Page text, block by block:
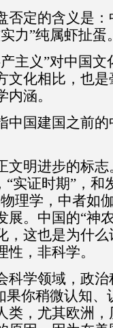
否定的含义是
力”纯属虾扯蛋
主义”对中国
文化相比，也
涵。
中国建国之前
文明进步的标
实证时期”，和
理学，中者如
展。中国的“神
，这也是为什
，非科学。
科学领域，政
果你稍微认知
类，尤其欧洲